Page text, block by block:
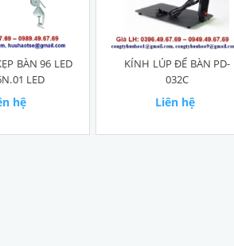
BÀN 96 LED
LED
hệ
KÍNH LÚP ĐỂ BÀN PD-
032C
Liên hệ